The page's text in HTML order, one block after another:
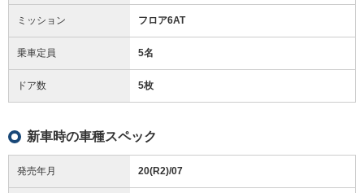
ミッション フロア6AT
乗車定員 5名
ドア数 5枚
新車時の車種スペック
発売年月 20(R2)/07